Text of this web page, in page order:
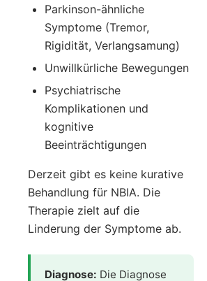
Parkinson-ähnliche
Symptome (Tremor,
Rigidität, Verlangsamung)
Unwillkürliche Bewegungen
Psychiatrische
Komplikationen und
kognitive
Beeinträchtigungen
Derzeit gibt es keine kurative
Behandlung für NBIA. Die
Therapie zielt auf die
Linderung der Symptome ab.
Diagnose: Die Diagnose